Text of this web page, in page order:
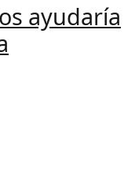
ayudaría